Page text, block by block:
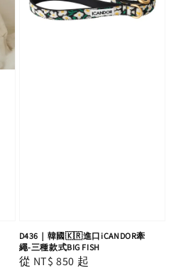
D436｜韓國🇰🇷進口iCANDOR牽
繩-三種款式BIG FISH
Regular
從 NT$ 850 起